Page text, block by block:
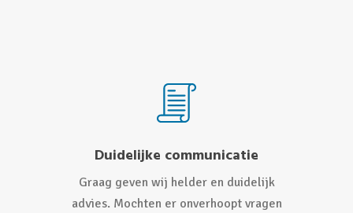
Duidelijke communicatie
Graag geven wij helder en duidelijk
advies. Mochten er onverhoopt vragen